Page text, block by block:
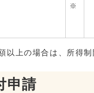
※
上の場合は、所得制
申請